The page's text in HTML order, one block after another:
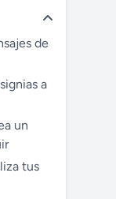
de
a
un
tus